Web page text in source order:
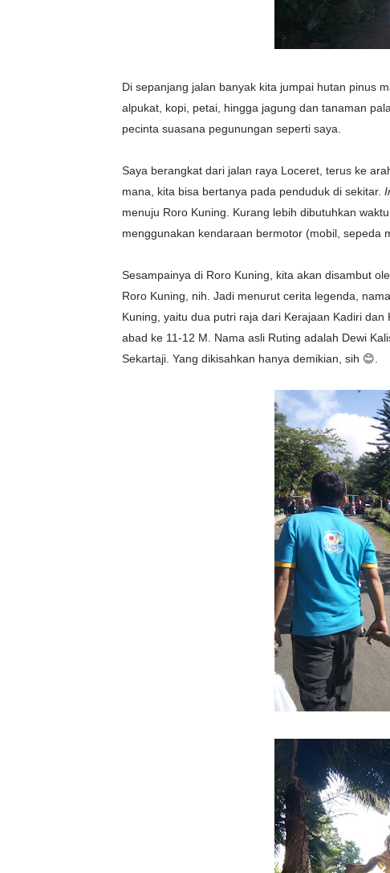
Di sepanjang jalan banyak kita jumpai hutan pinus
alpukat, kopi, petai, hingga jagung dan tanaman
pecinta suasana pegunungan seperti saya.
Saya berangkat dari jalan raya Loceret, terus ke
mana, kita bisa bertanya pada penduduk di sekitar.
menuju Roro Kuning. Kurang lebih dibutuhkan
menggunakan kendaraan bermotor (mobil, sepeda
Sesampainya di Roro Kuning, kita akan disambut
Roro Kuning, nih. Jadi menurut cerita legenda,
Kuning, yaitu dua putri raja dari Kerajaan Kadiri
abad ke 11-12 M. Nama asli Ruting adalah Dewi
Sekartaji. Yang dikisahkan hanya demikian, sih 😊.